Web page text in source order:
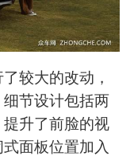
较大的改动，
节设计包括两
升了前脸的视
面板位置加入